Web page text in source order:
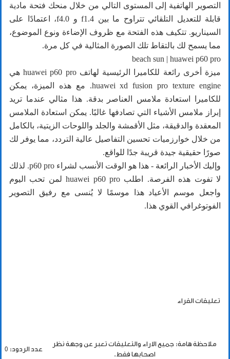
التصوير الهاتفية إلى المستوى التالي من خلال منحك فتحة مادية
قابلة للتعديل التلقائي تتراوح ما بين f1.4 و f4.0، اعتمادًا على
السيناريو. تتكيف هذه الفتحة مع ظروف الإضاءة ونوع الموضوع،
مما يسمح لك بالتقاط تلك الصورة المثالية في كل مرة.
beach sun | huawei p60 pro
ميزة أخرى رائعة للكاميرا الرئيسية لهاتف huawei p60 pro هي
huawei xd fusion pro texture engine. مع هذه الميزة، يمكن
للكاميرا استعادة ملامس العناصر بدقة. هذا مثالي عندما تريد
إبراز ملامس الأشياء التي تصادفها غالبًا. يمكن استعادة الملامس
المعقدة والدقيقة، مثل الأقمشة والجلد واللوحات الزيتية، بالكامل
من خلال خوارزميات تحسين التفاصيل عالية التردد، مما يوفر لك
صورًا حقيقية جيدة قريبة جدًا للواقع.
وإليك الأخبار الرائعة - هذا هو الوقت الأنسب لشراء p60 pro. لذلك
لا تفوت هذه الفرصة. اطلب huawei p60 pro لمن تحب اليوم
واجعل موسم الأعياد هذا موسمًا لا يُنسى مع رفيق التصوير
الفوتوغرافي القوي هذا.
تعليقات القراء
ملاحظة هامة: جميع الاراء والتعليقات تعبر عن وجهة نظر
اصحابها فقط.
عدد الردود: 0